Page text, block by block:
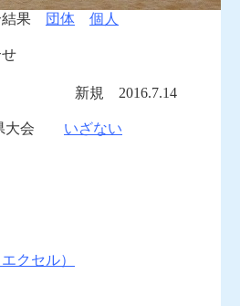
結果 団体 個人
県大会 いざない
クセル）